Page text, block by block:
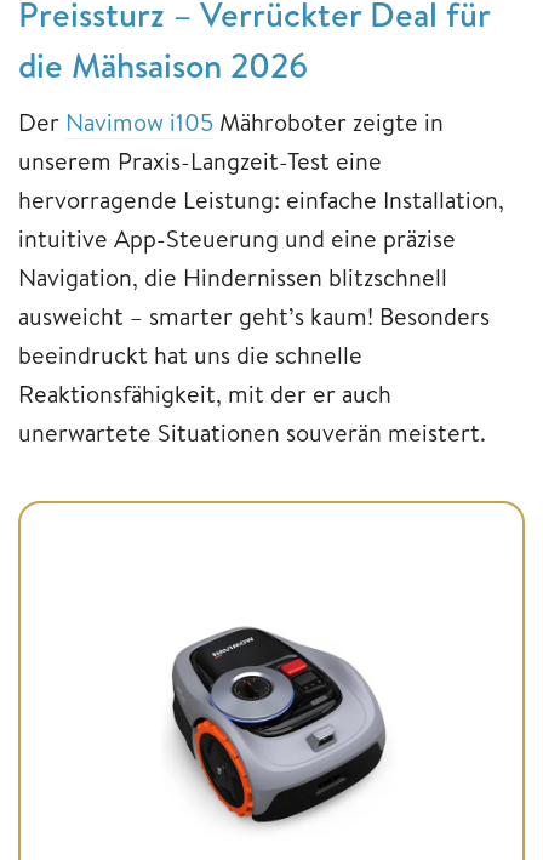
Preissturz – Verrückter Deal für
die Mähsaison 2026
Der Navimow i105 Mähroboter zeigte in
unserem Praxis-Langzeit-Test eine
hervorragende Leistung: einfache Installation,
intuitive App-Steuerung und eine präzise
Navigation, die Hindernissen blitzschnell
ausweicht – smarter geht’s kaum! Besonders
beeindruckt hat uns die schnelle
Reaktionsfähigkeit, mit der er auch
unerwartete Situationen souverän meistert.